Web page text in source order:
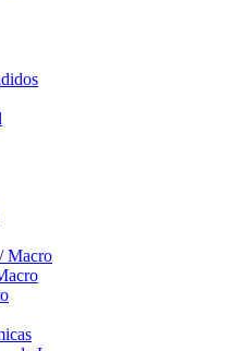
Macro